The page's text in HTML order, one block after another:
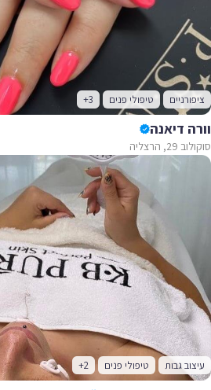
ציפורניים טיפולי פנים +3
וורה דיאנה
סוקולוב 29, הרצליה
עיצוב גבות טיפולי פנים +2